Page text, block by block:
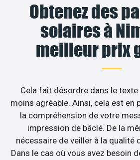
Obtenez des
solaires à
meilleur prix
Cela fait désordre dans le
moins agréable. Ainsi, cela est en
la compréhension de votre
impression de bâclé. De la
nécessaire de veiller à la qualité
Dans le cas où vous avez besoin